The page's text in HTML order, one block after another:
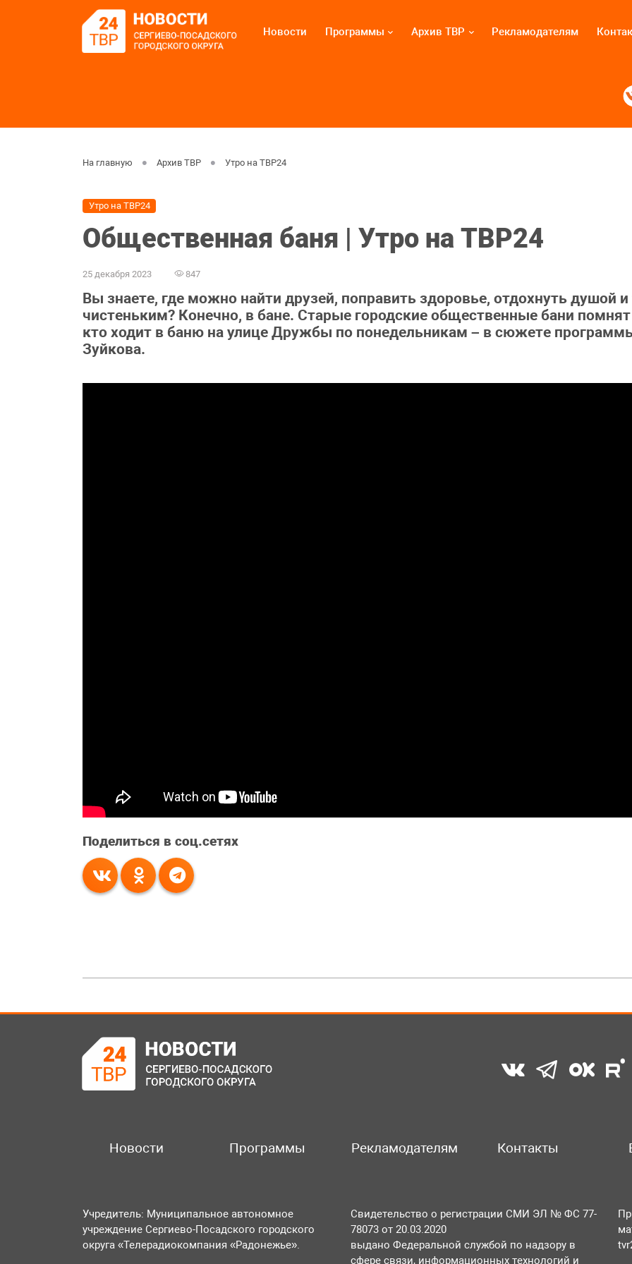
Новости Программы Архив ТВР Рекламодателям
На главную Архив ТВР Утро на ТВР24
Утро на ТВР24
Общественная баня | Утро на ТВР24
25 декабря 2023 847
Вы знаете, где можно найти друзей, поправить здоровье, отдохнуть душой
чистеньким? Конечно, в бане. Старые городские общественные бани
кто ходит в баню на улице Дружбы по понедельникам – в сюжете
Зуйкова.
Поделиться в соц.сетях
Новости Программы Рекламодателям Контакты
Учредитель: Муниципальное автономное
учреждение Сергиево-Посадского городского
округа «Телерадиокомпания «Радонежье».
Свидетельство о регистрации СМИ ЭЛ № ФС 77-
78073 от 20.03.2020
выдано Федеральной службой по надзору в
сфере связи, информационных технологий и